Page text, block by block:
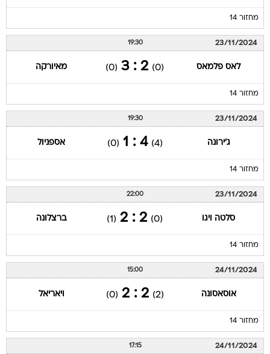
מחזור 14
23/11/2024
19:30
לאס פלמאס (0)
2 : 3
(0) מאיורקה
מחזור 14
23/11/2024
19:30
ג'ירונה (4)
4 : 1
(0) אספניול
מחזור 14
23/11/2024
22:00
סלטה ויגו (0)
2 : 2
(1) ברצלונה
מחזור 14
24/11/2024
15:00
אוסאסונה (2)
2 : 2
(0) ויאריאל
מחזור 14
24/11/2024
17:15